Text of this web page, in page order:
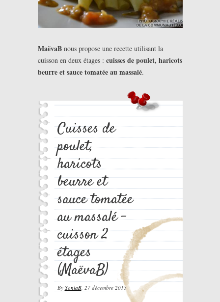
MaëvaBnous propose une recette utilisant la
cuisson en deux étages : cuisses de poulet, haricots
beurre et sauce tomatée au massalé.
Cuisses de
poulet,
haricots
beurre et
sauce tomatée
au massalé –
cuisson 2
étages
(MaëvaB)
By SoniaB, 27 décembre 2015